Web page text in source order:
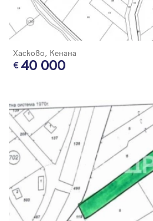
Хасково, Кенана
40 000
Парола
Забравена парола
Регистрация